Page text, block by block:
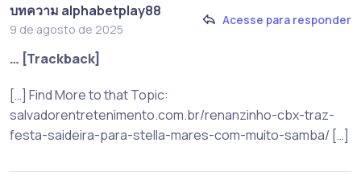
บทความ alphabetplay88
9 de agosto de 2025
Acesse para responder
… [Trackback]
[…] Find More to that Topic:
salvadorentretenimento.com.br/renanzinho-cbx-traz-
festa-saideira-para-stella-mares-com-muito-samba/ […]